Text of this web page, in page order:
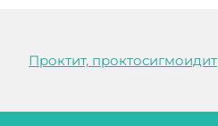
Проктит, проктосигмоидит